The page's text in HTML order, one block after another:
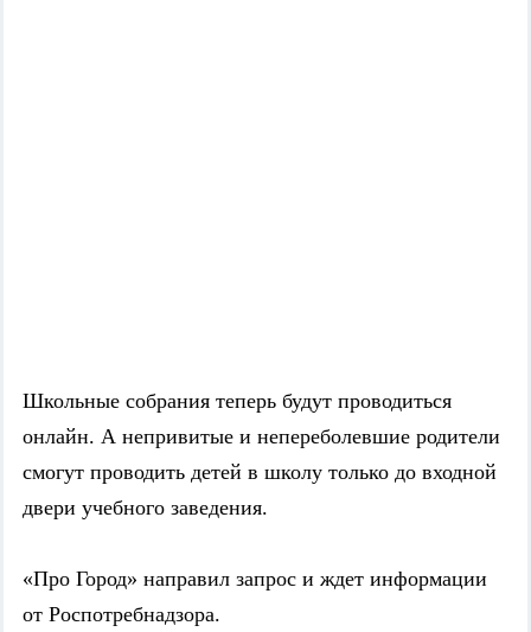
Школьные собрания теперь будут проводиться
онлайн. А непривитые и непереболевшие родители
смогут проводить детей в школу только до входной
двери учебного заведения.
«Про Город» направил запрос и ждет информации
от Роспотребнадзора.